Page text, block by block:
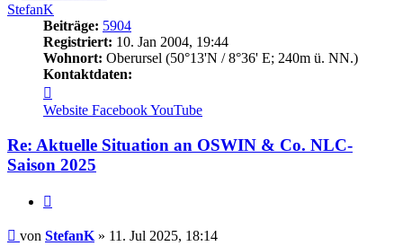
StefanK
Beiträge: 5904
Registriert: 10. Jan 2004, 19:44
Wohnort: Oberursel (50°13'N / 8°36' E; 240m ü. NN.)
Kontaktdaten:
von
StefanK
Website FacebookYouTube
Re: Aktuelle Situation an OSWIN & Co. NLC-
Saison 2025
Beitrag
von StefanK » 11. Jul 2025, 18:14